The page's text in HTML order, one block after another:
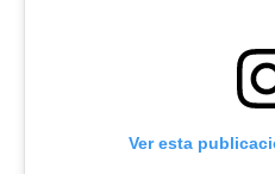
Ver esta